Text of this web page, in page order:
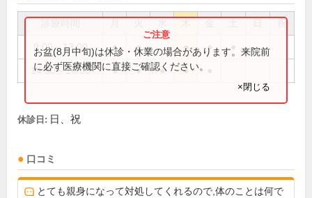
祝
9:00～13:00 ● ● ● ●
14:30～18:00 ● ● ● ●
お盆(8月中旬)は休診・休業の場合があります。来院前
に必ず医療機関に直接ご確認ください。
×閉じる
休診日: 日、祝
口コミ
とても親身になって対処してくれるので,体のことは何で